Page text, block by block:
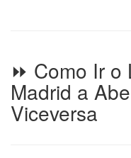
⏩ Como Ir
Madrid a
Viceversa